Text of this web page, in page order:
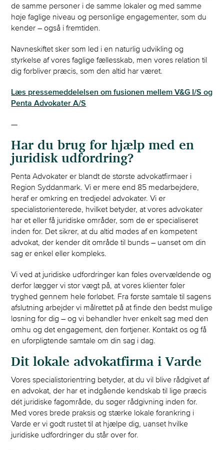
de samme personer i de samme lokaler og med samme
høje faglige niveau og personlige engagementer, som du
kender – også i fremtiden.
Navneskiftet sker som led i en naturlig udvikling og
styrkelse af vores faglige fællesskab, men vores relation til
dig forbliver præcis, som den altid har været.
Læs pressemeddelelsen om fusionen mellem V&G I/S og
Penta Advokater A/S
—
Har du brug for hjælp med en
juridisk udfordring?
Penta Advokater er blandt de største advokatfirmaer i
Region Syddanmark. Vi er mere end 85 medarbejdere,
heraf er omkring en tredjedel advokater. Vi er
specialistorienterede, hvilket betyder, at vores advokater
har et eller få juridiske områder, som de er specialiseret
inden for. Det sikrer, at du altid mødes af en kompetent
advokat, der kender dit område til bunds – uanset om din
sag er enkel eller kompleks.
Vi ved at juridiske udfordringer kan føles overvældende og
derfor lægger vi stor vægt på, at vores klienter føler
tryghed gennem hele forløbet. Fra første samtale til sagens
afslutning arbejder vi målrettet på at finde den bedst mulige
løsning for dig – og vi behandler hver enkelt sag med den
omhu og det engagement, den fortjener. Kontakt os og få
en uforpligtende samtale om din sag i dag.
Dit lokale advokatfirma i Varde
Vores specialistorientring betyder, at du vil blive rådgivet af
en advokat, der har et indgående kendskab til lige præcis
dét juridiske fagområde, du søger rådgivning inden for.
Med vores brede praksis og stærke lokale forankring i
Varde er vi godt rustet til at hjælpe dig, uanset hvilke
juridiske udfordringer du står over for.